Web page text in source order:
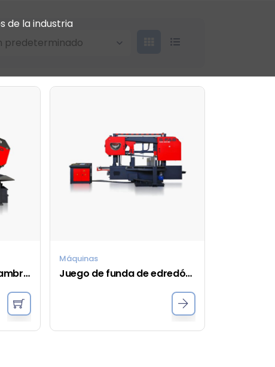
de la industria
Funda de edredón Chambray Vintage Stripe - Paloma
Máquinas
Juego de funda de edredón vaquera